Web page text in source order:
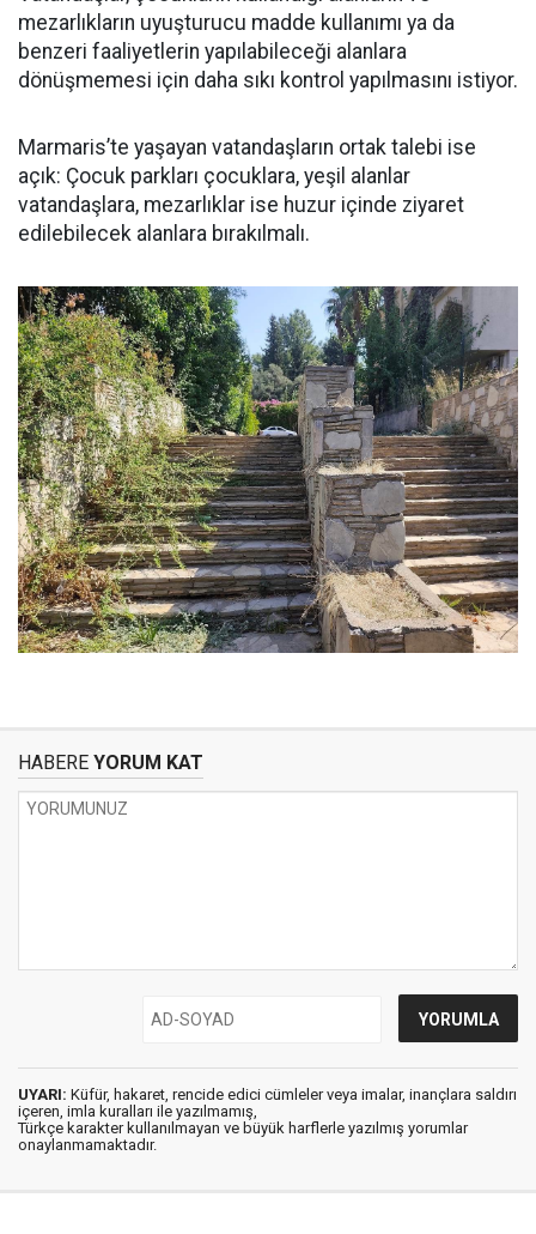
mezarlıkların uyuşturucu madde kullanımı ya da
benzeri faaliyetlerin yapılabileceği alanlara
dönüşmemesi için daha sıkı kontrol yapılmasını istiyor.
Marmaris’te yaşayan vatandaşların ortak talebi ise
açık: Çocuk parkları çocuklara, yeşil alanlar
vatandaşlara, mezarlıklar ise huzur içinde ziyaret
edilebilecek alanlara bırakılmalı.
HABERE YORUM KAT
UYARI: Küfür, hakaret, rencide edici cümleler veya imalar, inançlara saldırı
içeren, imla kuralları ile yazılmamış,
Türkçe karakter kullanılmayan ve büyük harflerle yazılmış yorumlar
onaylanmamaktadır.